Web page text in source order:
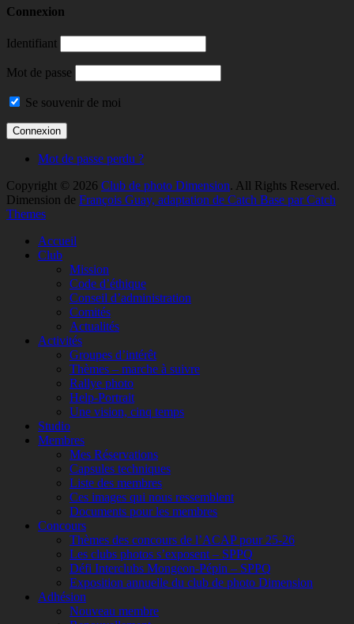
Connexion
Identifiant
Mot de passe
Se souvenir de moi
Mot de passe perdu ?
Copyright © 2026 Club de photo Dimension. All Rights Reserved.
Dimension de François Guay, adaptation de Catch Base par Catch
Themes
remonterAccueil
Club
Mission
Code d’éthique
Conseil d’administration
Comités
Actualités
Activités
Groupes d’intérêt
Thèmes – marche à suivre
Rallye photo
Help-Portrait
Une vision, cinq temps
Studio
Membres
Mes Réservations
Capsules techniques
Liste des membres
Ces images qui nous ressemblent
Documents pour les membres
Concours
Thèmes des concours de l’ACAP pour 25-26
Les clubs photos s’exposent – SPPQ
Défi Interclubs Mongeon-Pépin – SPPQ
Exposition annuelle du club de photo Dimension
Adhésion
Nouveau membre